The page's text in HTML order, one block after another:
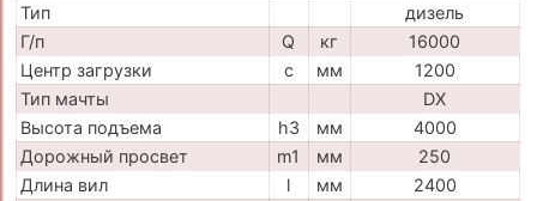
Тип
дизель
Г/п
Q кг
16000
Центр загрузки
c мм
1200
Тип мачты
DX
Высота подъема
h3 мм
4000
Дорожный просвет
m1 мм
250
Длина вил
l мм
2400